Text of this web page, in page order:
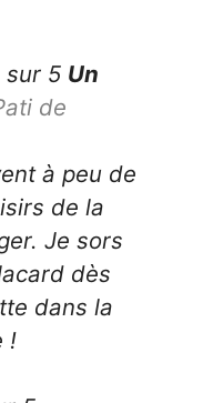
sur 5 Un
de
à peu de
de la
Je sors
dès
dans la
!